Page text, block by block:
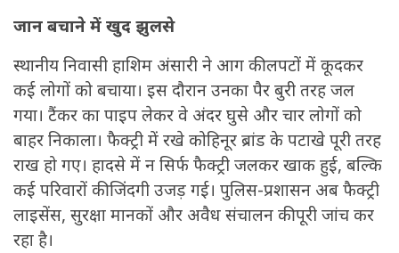
जान बचाने में खुद झुलसे
स्थानीय निवासी हाशिम अंसारी ने आग की लपटों में कूदकर
कई लोगों को बचाया। इस दौरान उनका पैर बुरी तरह जल
गया। टैंकर का पाइप लेकर वे अंदर घुसे और चार लोगों को
बाहर निकाला। फैक्ट्री में रखे कोहिनूर ब्रांड के पटाखे पूरी तरह
राख हो गए। हादसे में न सिर्फ फैक्ट्री जलकर खाक हुई, बल्कि
कई परिवारों की जिंदगी उजड़ गई। पुलिस-प्रशासन अब फैक्ट्री
लाइसेंस, सुरक्षा मानकों और अवैध संचालन की पूरी जांच कर
रहा है।